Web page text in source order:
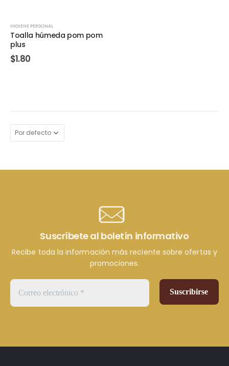
HIGIENE PERSONAL
Toalla húmeda pom pom
plus
$1.80
Suscríbete al boletín informativo
Recibe toda la información más reciente sobre ofertas y
promociones.